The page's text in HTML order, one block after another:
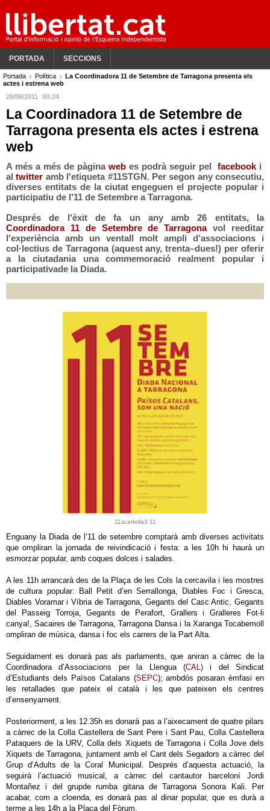
PORTADA SECCIONS
Portada Política
La Coordinadora 11 de Setembre de Tarragona presenta els
actes i estrena web
26/08/2011
00:24
La Coordinadora 11 de Setembre de
Tarragona presenta els actes i estrena
web
A més a més de pàgina web es podrà seguir pel facebook i
altwitter amb l'etiqueta #11STGN. Per segon any consecutiu,
diverses entitats de la ciutat engeguen el projecte popular i
participatiu de l’11 de Setembre a Tarragona.
Després de l'èxit de fa un any amb 26 entitats, la
Coordinadora 11 de Setembre de Tarragonavol reeditar
l'experiència amb un ventall molt ampli d’associacions i
col·lectius de Tarragona (aquest any, trenta–dues!) per oferir
a la ciutadania una commemoració realment popular i
participativade la Diada.
11scartella3 11
Enguany la Diada de l’11 de setembre comptarà amb diverses activitats
que ompliran la jornada de reivindicació i festa: a les 10h hi haurà un
esmorzar popular, amb coques dolces i salades.
A les 11h arrancarà des de la Plaça de les Cols la cercavila i les mostres
de cultura popular: Ball Petit d’en Serrallonga, Diables Foc i Gresca,
Diables Voramar i Víbria de Tarragona, Gegants del Casc Antic, Gegants
del Passeig Torroja, Gegants de Perafort, Grallers i Gralleres Fot-li
canya!, Sacaires de Tarragona, Tarragona Dansa i la Xaranga Tocabemoll
ompliran de música, dansa i foc els carrers de la Part Alta.
Seguidament es donarà pas als parlaments, que aniran a càrrec de la
Coordinadora d’Associacions per la Llengua (CAL)i del Sindicat
d’Estudiants dels Països Catalans (SEPC); ambdós posaran èmfasi en
les retallades que pateix el català i les que pateixen els centres
d’ensenyament.
Posteriorment, a les 12.35h es donarà pas a l’aixecament de quatre pilars
a càrrec de la Colla Castellera de Sant Pere i Sant Pau, Colla Castellera
Pataquers de la URV, Colla dels Xiquets de Tarragona i Colla Jove dels
Xiquets de Tarragona, juntament amb el Cant dels Segadors a càrrec del
Grup d’Adults de la Coral Municipal. Després d’aquesta actuació, la
seguirà l’actuació musical, a càrrec del cantautor barceloní Jordi
Montañez i del grupde rumba gitana de Tarragona Sonora Kali. Per
acabar, com a cloenda, es donarà pas al dinar popular, que es durà a
terme a les 14h a la Plaça del Fòrum.